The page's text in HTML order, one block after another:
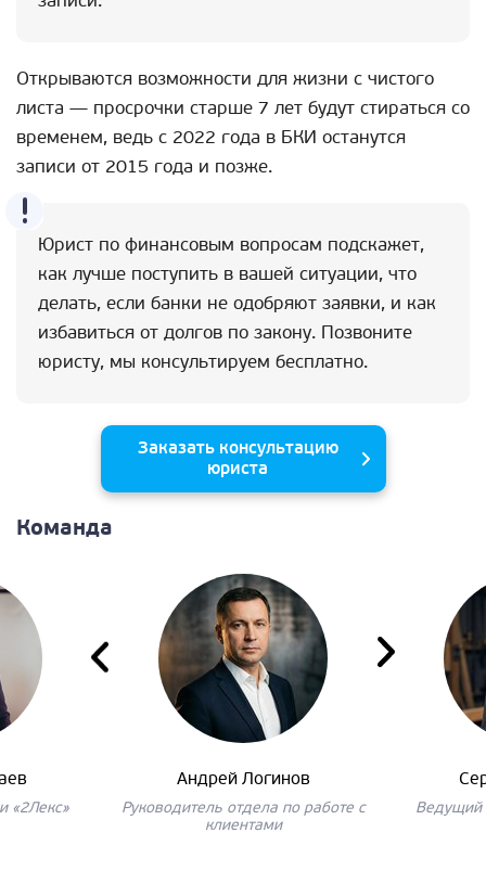
Открываются возможности для жизни с чистого
листа — просрочки старше 7 лет будут стираться со
временем, ведь с 2022 года в БКИ останутся
записи от 2015 года и позже.
Юрист по финансовым вопросам подскажет,
как лучше поступить в вашей ситуации, что
делать, если банки не одобряют заявки, и как
избавиться от долгов по закону. Позвоните
юристу, мы консультируем бесплатно.
Заказать консультацию
юриста
Команда
«2Лекс»
Андрей Логинов
Руководитель отдела по работе с
клиентами
Ведущий